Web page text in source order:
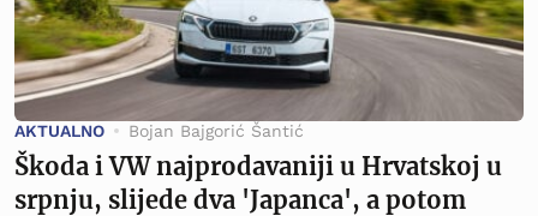
AKTUALNO Bojan Bajgorić Šantić
Škoda i VW najprodavaniji u Hrvatskoj u
srpnju, slijede dva 'Japanca', a potom